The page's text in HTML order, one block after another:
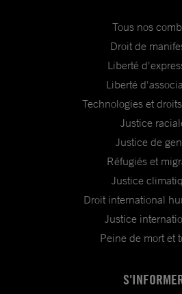
Tous nos
Droit de
Liberté
Liberté
Technologies et
Justice
Justice de
Réfugiés et
Justice
Droit international
Justice
Peine de mort et